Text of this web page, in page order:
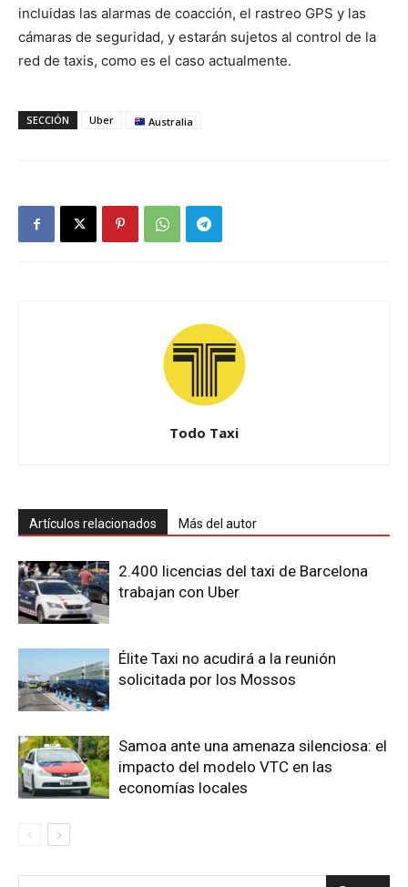
incluidas las alarmas de coacción, el rastreo GPS y las
cámaras de seguridad, y estarán sujetos al control de la
red de taxis, como es el caso actualmente.
SECCIÓN Uber Australia
Todo Taxi
Artículos relacionados Más del autor
2.400 licencias del taxi de Barcelona
trabajan con Uber
Élite Taxi no acudirá a la reunión
solicitada por los Mossos
Samoa ante una amenaza silenciosa: el
impacto del modelo VTC en las
economías locales